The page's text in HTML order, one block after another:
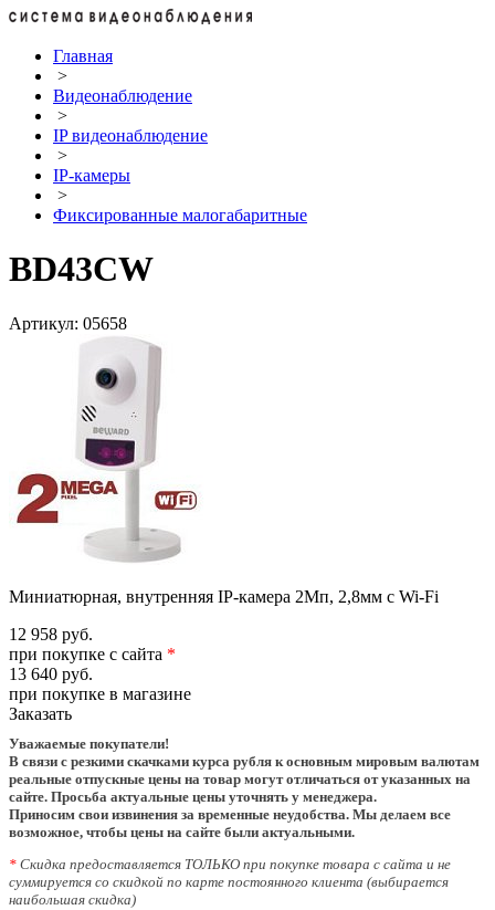
Главная
>
Видеонаблюдение
>
IP видеонаблюдение
>
IP-камеры
>
Фиксированные малогабаритные
BD43CW
Артикул: 05658
Миниатюрная, внутренняя IP-камера 2Мп, 2,8мм с Wi-Fi
12 958 руб.
при покупке с сайта *
13 640 руб.
при покупке в магазине
Заказать
Уважаемые покупатели!
В связи с резкими скачками курса рубля к основным мировым валютам
реальные отпускные цены на товар могут отличаться от указанных на
сайте. Просьба актуальные цены уточнять у менеджера.
Приносим свои извинения за временные неудобства. Мы делаем все
возможное, чтобы цены на сайте были актуальными.
* Скидка предоставляется ТОЛЬКО при покупке товара с сайта и не
суммируется со скидкой по карте постоянного клиента (выбирается
наибольшая скидка)